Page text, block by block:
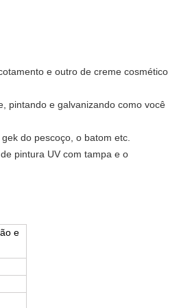
e outro de creme cosmético
pintando e galvanizando como você
do pescoço, o batom etc.
pintura UV com tampa e o
e